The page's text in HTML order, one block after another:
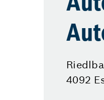
4092